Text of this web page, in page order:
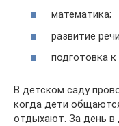
математика;
развитие
подготовка
В детском саду
когда дети
отдыхают. За день в